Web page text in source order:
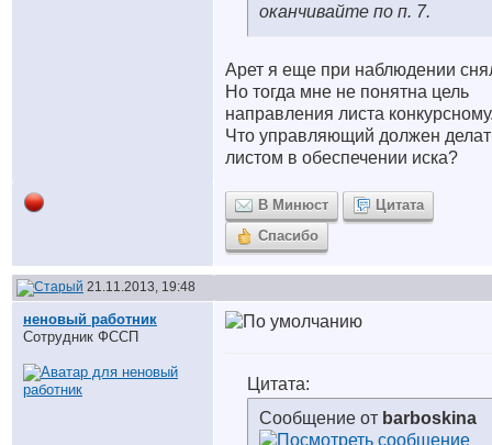
оканчивайте по п. 7.
Арет я еще при наблюдении
Но тогда мне не понятна цель
направления листа
Что управляющий должен
листом в обеспечении иска?
В Минюст
Цитата
Спасибо
21.11.2013, 19:48
неновый работник
Сотрудник ФССП
Цитата:
Сообщение от barboskina